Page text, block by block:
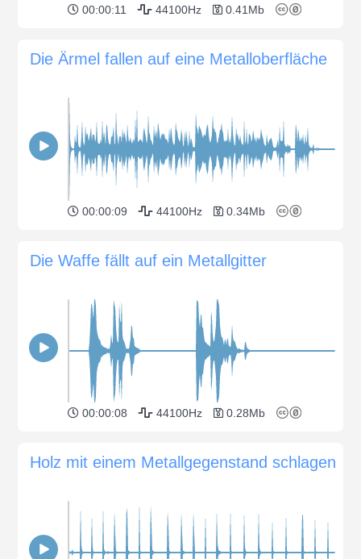
00:00:11 44100Hz 0.41Mb
Die Ärmel fallen auf eine Metalloberfläche
00:00:09 44100Hz 0.34Mb
Die Waffe fällt auf ein Metallgitter
00:00:08 44100Hz 0.28Mb
Holz mit einem Metallgegenstand schlagen